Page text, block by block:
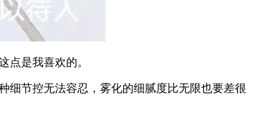
点是我喜欢的。
细节控无法容忍，雾化的细腻度比无限也要差很